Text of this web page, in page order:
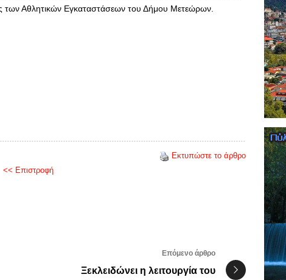
των Αθλητικών Εγκαταστάσεων του Δήμου Μετεώρων.
Εκτυπώστε το άρθρο
<< Επιστροφή
Επόμενο άρθρο
Ξεκλειδώνει η λειτουργία του